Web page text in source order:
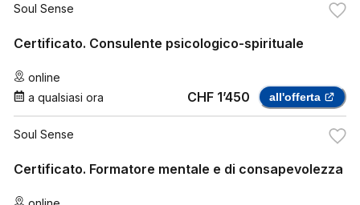
Soul Sense
Certificato. Consulente psicologico-spirituale
online
a qualsiasi ora
CHF 1’450 all'offerta
Soul Sense
Certificato. Formatore mentale e di consapevolezza